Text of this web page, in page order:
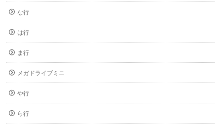
な行
は行
ま行
メガドライブミニ
や行
ら行